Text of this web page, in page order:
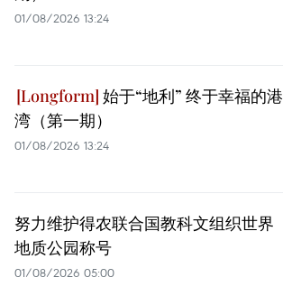
01/08/2026 13:24
始于“地利” 终于幸福的港
湾（第一期）
01/08/2026 13:24
努力维护得农联合国教科文组织世界
地质公园称号
01/08/2026 05:00